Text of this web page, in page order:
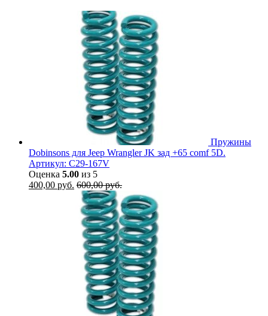
Пружины
Dobinsons для Jeep Wrangler JK зад +65 comf 5D.
Артикул: C29-167V
Оценка 5.00 из 5
400,00 руб. 600,00руб.